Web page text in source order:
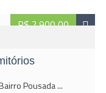
R$ 2.900,00
Pousada ...